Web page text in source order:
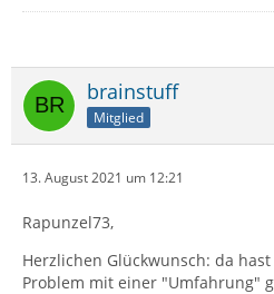
brainstuff
Mitglied
13. August 2021 um 12:21
Rapunzel73,
Herzlichen Glückwunsch: da
Problem mit einer "Umfahrung"